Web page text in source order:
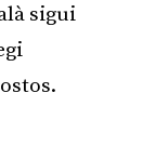
sigui